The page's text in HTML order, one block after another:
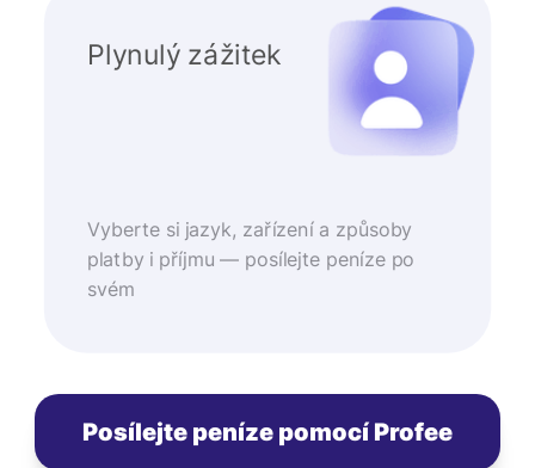
Plynulý zážitek
Vyberte si jazyk, zařízení a způsoby
platby i příjmu — posílejte peníze po
svém
Posílejte peníze pomocí Profee